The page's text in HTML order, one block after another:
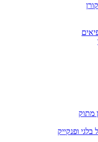
מתוק
ופנקייק